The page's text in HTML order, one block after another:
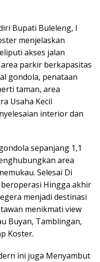
Bupati Buleleng, I
menjelaskan
akses jalan
parkir berkapasitas
gondola, penataan
taman, area
Usaha Kecil
interior dan
sepanjang 1,1
area
Selesai Di
Hingga akhir
menjadi destinasi
menikmati view
Buyan, Tamblingan,
Koster.
ini juga Menyambut